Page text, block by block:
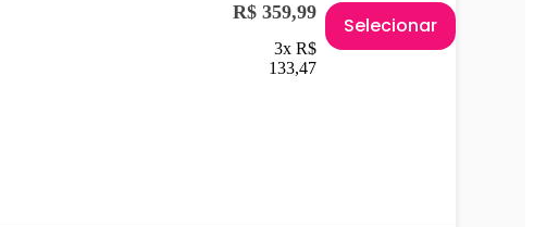
R$ 359,99
3x R$
133,47
Selecionar